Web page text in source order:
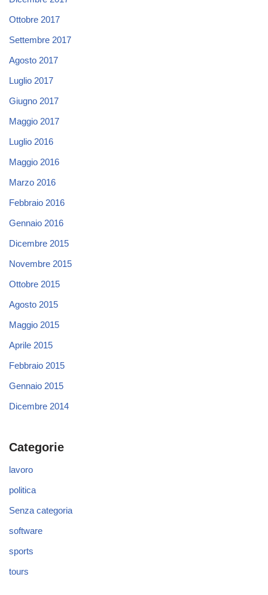
Ottobre 2017
Settembre 2017
Agosto 2017
Luglio 2017
Giugno 2017
Maggio 2017
Luglio 2016
Maggio 2016
Marzo 2016
Febbraio 2016
Gennaio 2016
Dicembre 2015
Novembre 2015
Ottobre 2015
Agosto 2015
Maggio 2015
Aprile 2015
Febbraio 2015
Gennaio 2015
Dicembre 2014
Categorie
lavoro
politica
Senza categoria
software
sports
tours